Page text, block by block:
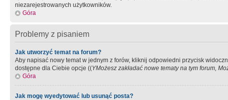
niezarejestrowanych użytkowników.
Góra
Problemy z pisaniem
Jak utworzyć temat na forum?
Aby napisać nowy temat w jednym z forów, kliknij odpowiedni przycisk
dostępne dla Ciebie opcje ((YMożesz zakładać nowe tematy na tym forum,
Góra
Jak mogę wyedytować lub usunąć posta?